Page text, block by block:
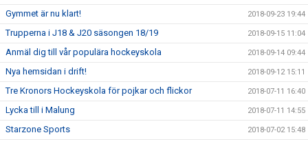
Gymmet är nu klart! 2018-09-23 19:44
Trupperna i J18 & J20 säsongen 18/19 2018-09-15 11:04
Anmäl dig till vår populära hockeyskola 2018-09-14 09:44
Nya hemsidan i drift! 2018-09-12 15:11
Tre Kronors Hockeyskola för pojkar och flickor 2018-07-11 16:40
Lycka till i Malung 2018-07-11 14:55
Starzone Sports 2018-07-02 15:48